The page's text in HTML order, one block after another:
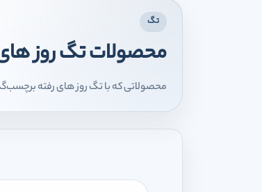
تگ
محصولات تگ روز
محصولاتی که با تگ روز های رفته